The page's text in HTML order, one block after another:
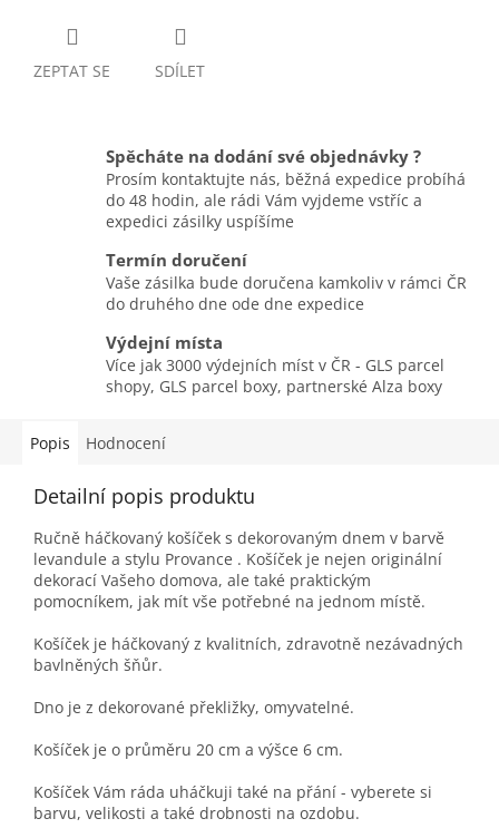
ZEPTAT SE SDÍLET
Spěcháte na dodání své objednávky ?
Prosím kontaktujte nás, běžná expedice probíhá
do 48 hodin, ale rádi Vám vyjdeme vstříc a
expedici zásilky uspíšíme
Termín doručení
Vaše zásilka bude doručena kamkoliv v rámci ČR
do druhého dne ode dne expedice
Výdejní místa
Více jak 3000 výdejních míst v ČR - GLS parcel
shopy, GLS parcel boxy, partnerské Alza boxy
Popis Hodnocení
Detailní popis produktu
Ručně háčkovaný košíček s dekorovaným dnem v barvě
levandule a stylu Provance . Košíček je nejen originální
dekorací Vašeho domova, ale také praktickým
pomocníkem, jak mít vše potřebné na jednom místě.
Košíček je háčkovaný z kvalitních, zdravotně nezávadných
bavlněných šňůr.
Dno je z dekorované překližky, omyvatelné.
Košíček je o průměru 20 cm a výšce 6 cm.
Košíček Vám ráda uháčkuji také na přání - vyberete si
barvu, velikosti a také drobnosti na ozdobu.